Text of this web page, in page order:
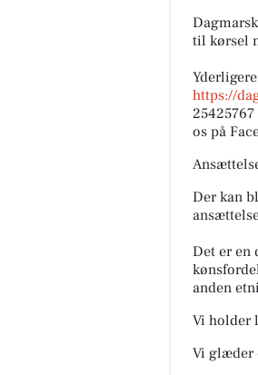
til kørsel
https://
os på
Der kan
Det er en
anden
Vi holder
Vi glæder